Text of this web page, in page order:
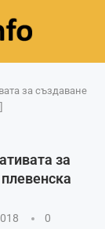
за създаване
за
0